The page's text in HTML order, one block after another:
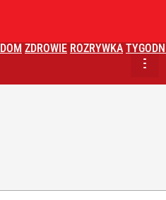
DOM ZDROWIE ROZRYWKA